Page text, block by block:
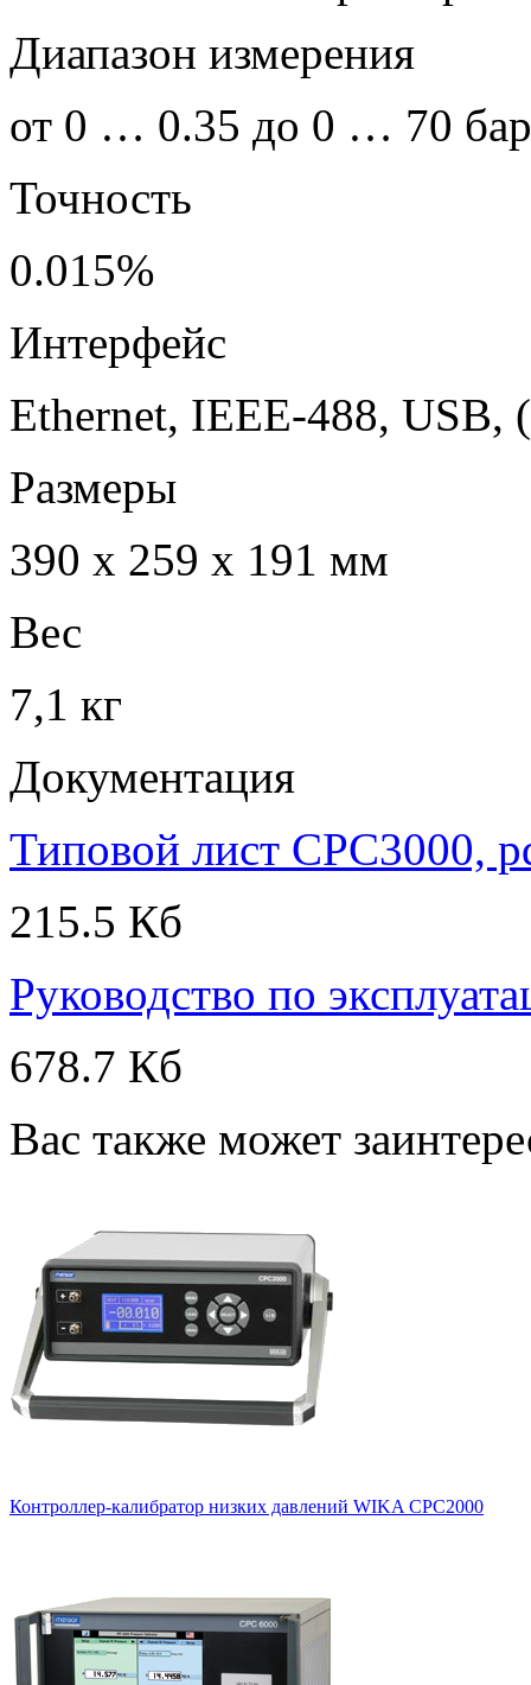
Диапазон измерения
от 0 … 0.35 до 0 … 70 бар
Точность
0.015%
Интерфейс
Ethernet, IEEE-488, USB,
Размеры
390 х 259 х 191 мм
Вес
7,1 кг
Документация
Типовой лист CPC3000,
215.5 Кб
Руководство по
678.7 Кб
Вас также может
Контроллер-калибратор низких давлений WIKA CPC2000